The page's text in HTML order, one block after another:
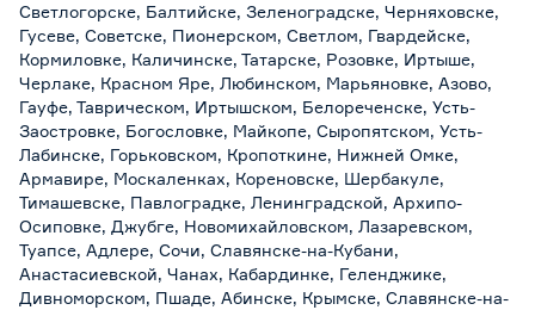
Светлогорске, Балтийске, Зеленоградске, Черняховске,
Гусеве, Советске, Пионерском, Светлом, Гвардейске,
Кормиловке, Каличинске, Татарске, Розовке, Иртыше,
Черлаке, Красном Яре, Любинском, Марьяновке, Азово,
Гауфе, Таврическом, Иртышском, Белореченске, Усть-
Заостровке, Богословке, Майкопе, Сыропятском, Усть-
Лабинске, Горьковском, Кропоткине, Нижней Омке,
Армавире, Москаленках, Кореновске, Шербакуле,
Тимашевске, Павлоградке, Ленинградской, Архипо-
Осиповке, Джубге, Новомихайловском, Лазаревском,
Туапсе, Адлере, Сочи, Славянске-на-Кубани,
Анастасиевской, Чанах, Кабардинке, Геленджике,
Дивноморском, Пшаде, Абинске, Крымске, Славянске-на-